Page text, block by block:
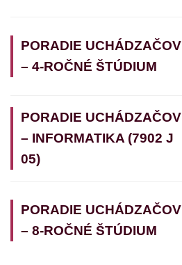
PORADIE UCHÁDZAČOV
– 4-ROČNÉ ŠTÚDIUM
PORADIE UCHÁDZAČOV
– INFORMATIKA (7902 J
05)
PORADIE UCHÁDZAČOV
– 8-ROČNÉ ŠTÚDIUM